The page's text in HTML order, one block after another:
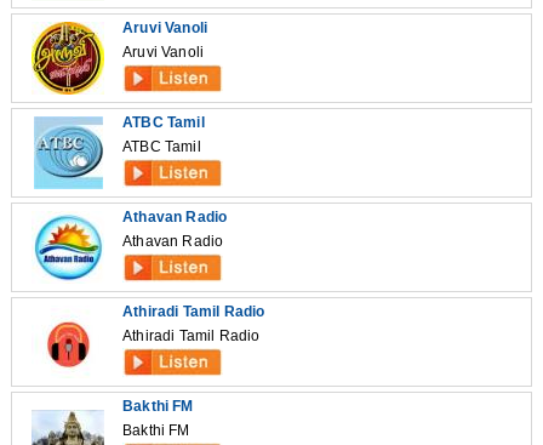
Aruvi Vanoli
Aruvi Vanoli
ATBC Tamil
ATBC Tamil
Athavan Radio
Athavan Radio
Athiradi Tamil Radio
Athiradi Tamil Radio
Bakthi FM
Bakthi FM